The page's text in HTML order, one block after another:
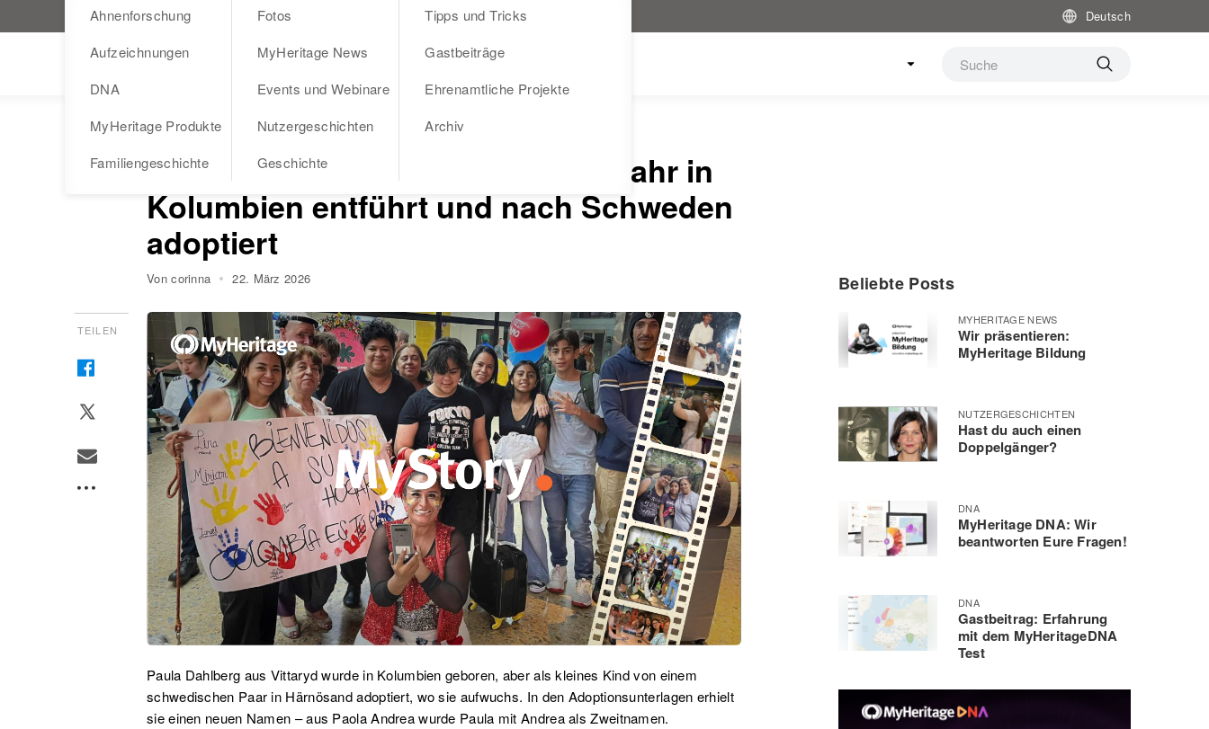
MyHeritage.de besuchen Deutsch
Blog
Ahnenforschung
Aufzeichnungen
DNA
MyHeritage Produkte
Familiengeschichte
Fotos
MyHeritage News
Events und Webinare
Nutzergeschichten
Geschichte
Tipps und Tricks
Gastbeiträge
Ehrenamtliche Projekte
Archiv
NUTZERGESCHICHTEN
Paula wurde im Alter von einem Jahr in
Kolumbien entführt und nach Schweden
adoptiert
Von corinna 22. März 2026
TEILEN
Paula Dahlberg aus Vittaryd wurde in Kolumbien geboren, aber als kleines Kind von einem
schwedischen Paar in Härnösand adoptiert, wo sie aufwuchs. In den Adoptionsunterlagen erhielt
sie einen neuen Namen – aus Paola Andrea wurde Paula mit Andrea als Zweitnamen.
Beliebte Posts
MYHERITAGE NEWS
Wir präsentieren:
MyHeritage Bildung
NUTZERGESCHICHTEN
Hast du auch einen
Doppelgänger?
DNA
MyHeritage DNA: Wir
beantworten Eure Fragen!
DNA
Gastbeitrag: Erfahrung
mit dem MyHeritageDNA
Test